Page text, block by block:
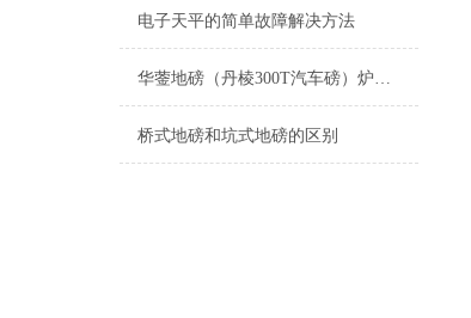
电子天平的简单故障解决方法
华蓥地磅（丹棱300T汽车磅）炉霍250吨地磅）广安过磅称维修
桥式地磅和坑式地磅的区别